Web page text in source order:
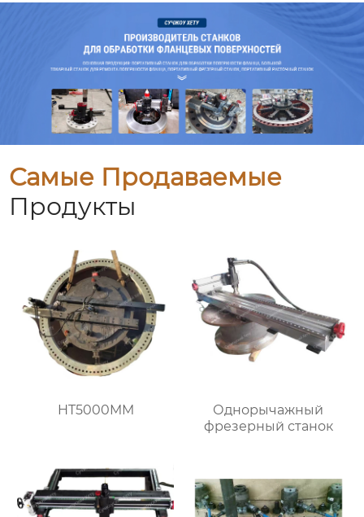
Самые Продаваемые
Продукты
HT5000MM
Однорычажный
фрезерный станок